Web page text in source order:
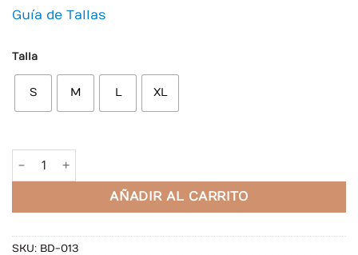
Guía de Tallas
Talla
S M L XL
Body Nikola Blanco de Encaje cantidad
AÑADIR AL CARRITO
SKU: BD-013